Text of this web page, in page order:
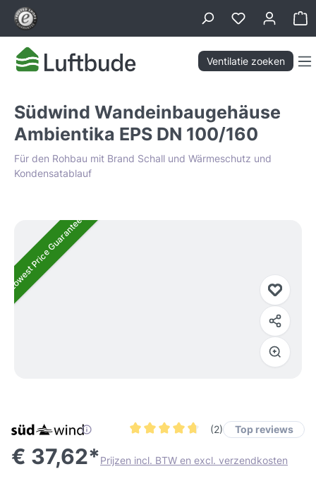
Ventilatie zoeken
Südwind Wandeinbaugehäuse
Ambientika EPS DN 100/160
Für den Rohbau mit Brand Schall und Wärmeschutz und
Kondensatablauf
Afbeeldingengalerij overslaan
Lowest Price Guarantee
(2) Top reviews
€ 37,62*Prijzen incl. BTW en excl. verzendkosten